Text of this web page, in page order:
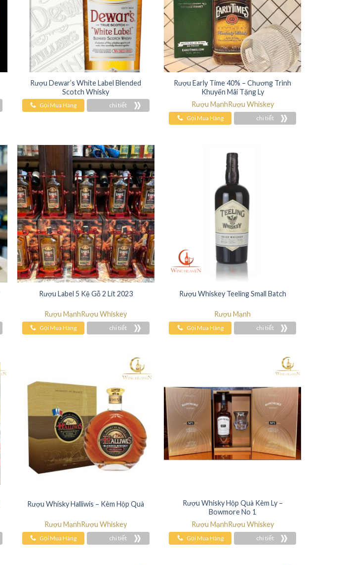
Rượu Dewar’s White Label Blended
Scotch Whisky
Gọi Mua Hàng chi tiết
Rượu Early Time 40% – Chương Trình
Khuyến Mãi Tặng Ly
Rượu MạnhRượu Whiskey
Gọi Mua Hàng chi tiết
Rượu Label 5 Kệ Gỗ 2 Lít 2023
Rượu MạnhRượu Whiskey
Gọi Mua Hàng chi tiết
Rượu Whiskey Teeling Small Batch
Rượu Mạnh
Gọi Mua Hàng chi tiết
Rượu Whisky Halliwis – Kèm Hộp Quà
Rượu MạnhRượu Whiskey
Gọi Mua Hàng chi tiết
Rượu Whisky Hộp Quà Kèm Ly –
Bowmore No 1
Rượu MạnhRượu Whiskey
Gọi Mua Hàng chi tiết